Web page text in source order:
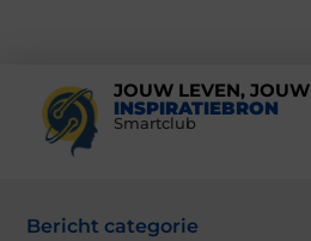
JOUW LEVEN, JOUW
INSPIRATIEBRON
Smartclub
Bericht categorie